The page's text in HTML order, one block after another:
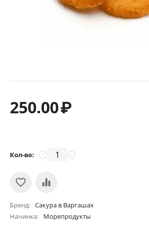
250.00₽
Кол-во: +
−
Бренд
Сакура в Варгашах
Начинка
Морепродукты